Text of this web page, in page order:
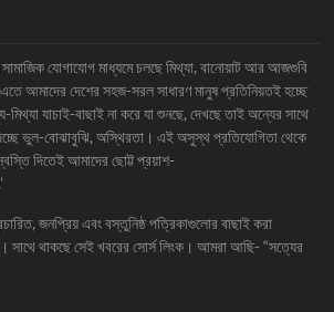
যোগাযোগ মাধ্যমে চলছে মিথ্যা, বানোয়াট আর আজগুবি
আমাদের দেশের সহজ-সরল সাধারণ মানুষ প্রতিনিয়তই হচ্ছে
যাচাই-বাছাই না করে যা শুনছে, দেখছে তাই অন্যের সাথে
ভুল-বোঝাবুঝি, অস্থিরতা। এই অসুস্থ প্রতিযোগিতা থেকে
দিতেই আমাদের ছোট্ট প্রয়াশ-
জনপ্রিয় এবং বস্তুনিষ্ঠ পত্রিকাগুলোর বাছাই করা
সাথে থাকছে সেই খবরের সোর্স লিংক। আমরা আছি- “সত্যের